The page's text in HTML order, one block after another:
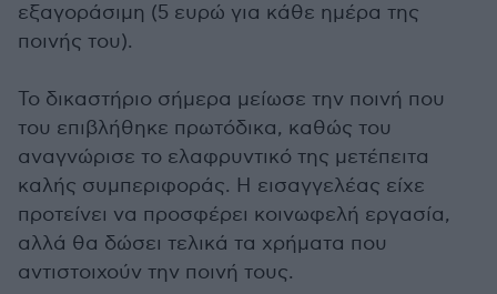
εξαγοράσιμη (5 ευρώ για κάθε ημέρα της
ποινής του).
Το δικαστήριο σήμερα μείωσε την ποινή που
του επιβλήθηκε πρωτόδικα, καθώς του
αναγνώρισε το ελαφρυντικό της μετέπειτα
καλής συμπεριφοράς. Η εισαγγελέας είχε
προτείνει να προσφέρει κοινωφελή εργασία,
αλλά θα δώσει τελικά τα χρήματα που
αντιστοιχούν την ποινή τους.